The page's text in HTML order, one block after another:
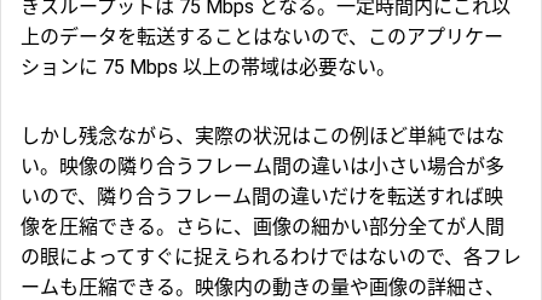
きスループットは 75 Mbps となる。一定時間内にこれ以
上のデータを転送することはないので、このアプリケー
ションに 75 Mbps 以上の帯域は必要ない。
しかし残念ながら、実際の状況はこの例ほど単純ではな
い。映像の隣り合うフレーム間の違いは小さい場合が多
いので、隣り合うフレーム間の違いだけを転送すれば映
像を圧縮できる。さらに、画像の細かい部分全てが人間
の眼によってすぐに捉えられるわけではないので、各フレ
ームも圧縮できる。映像内の動きの量や画像の詳細さ、